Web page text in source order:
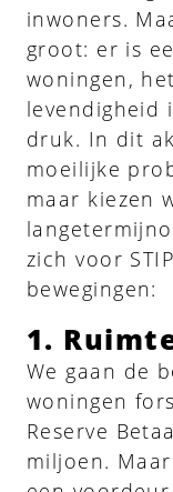
inwoners.
groot: er is
woningen,
levendigheid
druk. In dit
moeilijke
maar kiezen
zich voor
bewegingen:
1.
We gaan de
woningen
Reserve
miljoen.